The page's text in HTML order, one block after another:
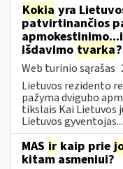
Kokia yra
patvirtinančios
išdavimo tvarka?
Web turinio sąrašas
Lietuvos rezidento
pažyma dvigubo
tikslais Kai Lietuvos
Lietuvos gyventojas...
MAS ir kaip prie
kitam asmeniui?